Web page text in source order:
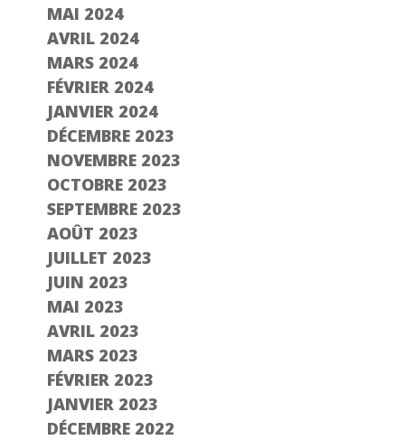
MAI 2024
AVRIL 2024
MARS 2024
FÉVRIER 2024
JANVIER 2024
DÉCEMBRE 2023
NOVEMBRE 2023
OCTOBRE 2023
SEPTEMBRE 2023
AOÛT 2023
JUILLET 2023
JUIN 2023
MAI 2023
AVRIL 2023
MARS 2023
FÉVRIER 2023
JANVIER 2023
DÉCEMBRE 2022